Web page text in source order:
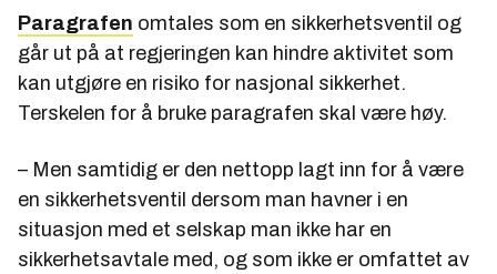
Paragrafen omtales som en sikkerhetsventil og
går ut på at regjeringen kan hindre aktivitet som
kan utgjøre en risiko for nasjonal sikkerhet.
Terskelen for å bruke paragrafen skal være høy.
– Men samtidig er den nettopp lagt inn for å være
en sikkerhetsventil dersom man havner i en
situasjon med et selskap man ikke har en
sikkerhetsavtale med, og som ikke er omfattet av